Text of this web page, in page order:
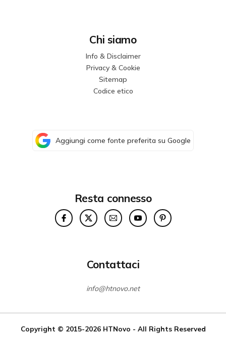
Chi siamo
Info & Disclaimer
Privacy & Cookie
Sitemap
Codice etico
Aggiungi come fonte preferita su Google
Resta connesso
Contattaci
info@htnovo.net
Copyright © 2015-2026 HTNovo - All Rights Reserved